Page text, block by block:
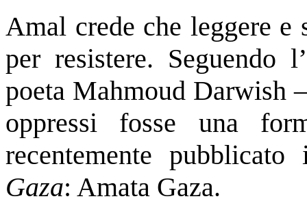
Amal crede che leggere
per resistere. Seguendo
poeta Mahmoud Darwish
oppressi fosse una
recentemente
Gaza: Amata Gaza.